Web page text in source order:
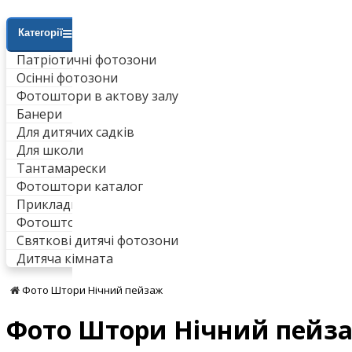
Категорії
Патріотичні фотозони
Осінні фотозони
Фотоштори в актову залу
Банери
Для дитячих садків
Для школи
Тантамарески
Фотоштори каталог
Приклади робіт
Фотоштори для ванни
Святкові дитячі фотозони
Дитяча кімната
Фото Штори Нічний пейзаж
Фото Штори Нічний